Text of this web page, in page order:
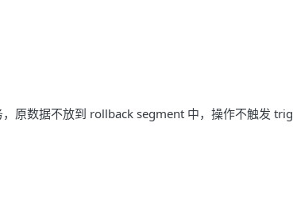
原数据不放到 rollback segment 中，操作不触发 trig